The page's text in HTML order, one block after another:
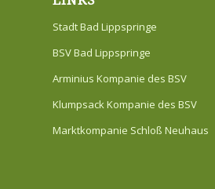
Stadt Bad Lippspringe
BSV Bad Lippspringe
Arminius Kompanie des BSV
Klumpsack Kompanie des BSV
Marktkompanie Schloß Neuhaus